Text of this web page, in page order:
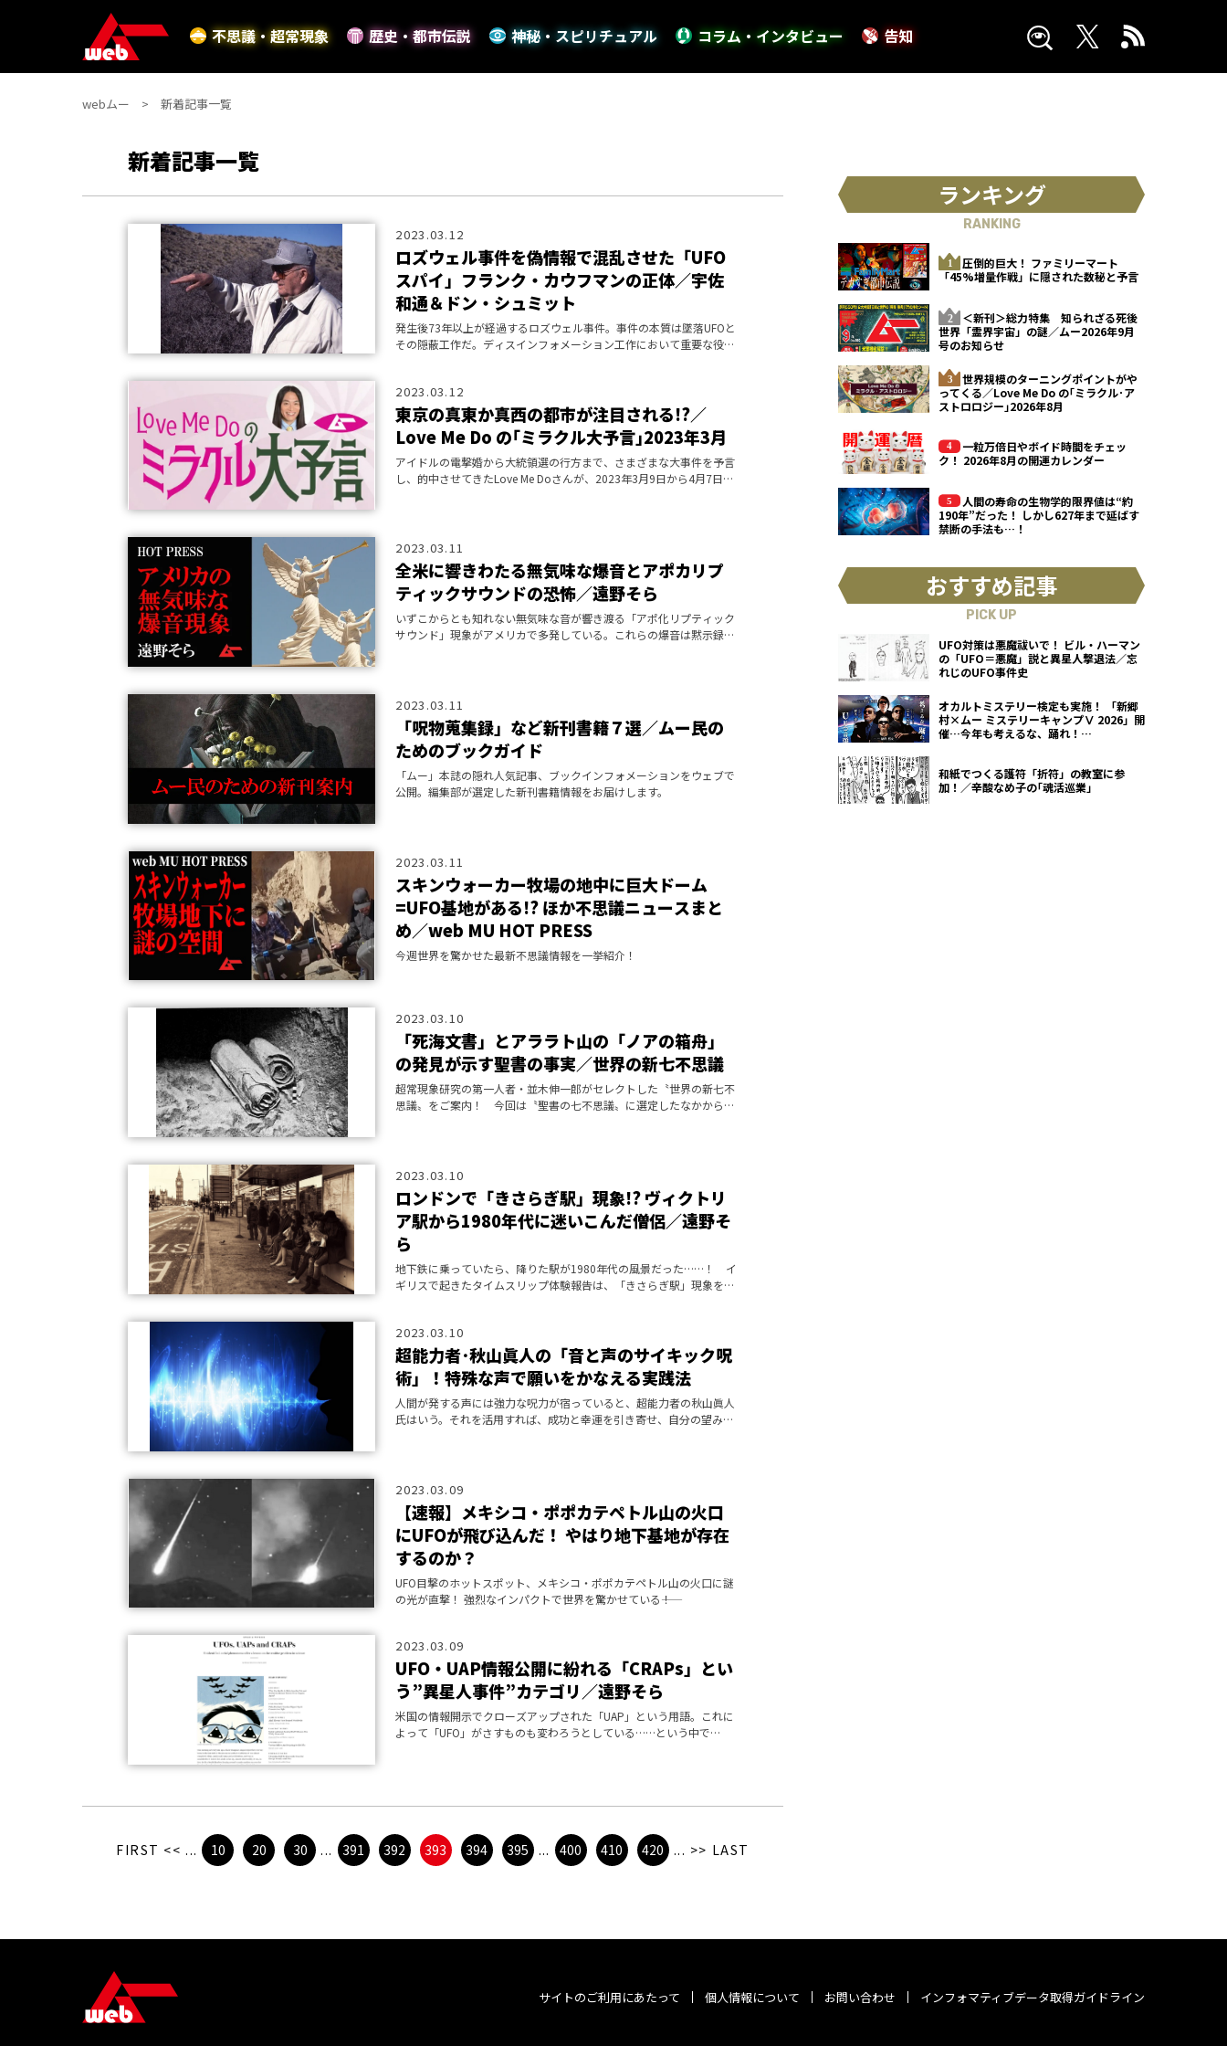
不思議・超常現象 歴史・都市伝説 神秘・スピリチュアル コラム・インタビュー 告知
webムー 新着記事一覧
新着記事一覧
2023.03.12
ロズウェル事件を偽情報で混乱させた「UFO
スパイ」フランク・カウフマンの正体／宇佐
和通＆ドン・シュミット
発生後73年以上が経過するロズウェル事件。事件の本質は墜落UFOと
その隠蔽工作だ。ディスインフォメーション工作において重要な役割
2023.03.12
東京の真東か真西の都市が注目される!?／
Love Me Do の｢ミラクル大予言｣2023年3月
アイドルの電撃婚から大統領選の行方まで、さまざまな大事件を予言
し、的中させてきたLove Me Doさんが、2023年3月9日から4月7日ま
2023.03.11
全米に響きわたる無気味な爆音とアポカリプ
ティックサウンドの恐怖／遠野そら
いずこからとも知れない無気味な音が響き渡る「アポ化リプティック
サウンド」現象がアメリカで多発している。これらの爆音は黙示録の
2023.03.11
「呪物蒐集録」など新刊書籍７選／ムー民の
ためのブックガイド
「ムー」本誌の隠れ人気記事、ブックインフォメーションをウェブで
公開。編集部が選定した新刊書籍情報をお届けします。
2023.03.11
スキンウォーカー牧場の地中に巨大ドーム
=UFO基地がある!? ほか不思議ニュースまと
め／web MU HOT PRESS
今週世界を驚かせた最新不思議情報を一挙紹介！
2023.03.10
「死海文書」とアララト山の「ノアの箱舟」
の発見が示す聖書の事実／世界の新七不思議
超常現象研究の第一人者・並木伸一郎がセレクトした〝世界の新七不
思議〟をご案内！ 今回は〝聖書の七不思議〟に選定したなかから、
2023.03.10
ロンドンで「きさらぎ駅」現象!? ヴィクトリ
ア駅から1980年代に迷いこんだ僧侶／遠野そ
ら
地下鉄に乗っていたら、降りた駅が1980年代の風景だった……！ イ
ギリスで起きたタイムスリップ体験報告は、「きさらぎ駅」現象を思
2023.03.10
超能力者･秋山眞人の「音と声のサイキック呪
術」！特殊な声で願いをかなえる実践法
人間が発する声には強力な呪力が宿っていると、超能力者の秋山眞人
氏はいう。それを活用すれば、成功と幸運を引き寄せ、自分の望みど
2023.03.09
【速報】メキシコ・ポポカテペトル山の火口
にUFOが飛び込んだ！ やはり地下基地が存在
するのか？
UFO目撃のホットスポット、メキシコ・ポポカテペトル山の火口に謎
の光が直撃！ 強烈なインパクトで世界を驚かせている――！
2023.03.09
UFO・UAP情報公開に紛れる「CRAPs」とい
う”異星人事件”カテゴリ／遠野そら
米国の情報開示でクローズアップされた「UAP」という用語。これに
よって「UFO」がさすものも変わろうとしている……という中で
FIRST << ... 10 20 30 ... 391 392 393 394 395 ... 400 410 420 ... >> LAST
ランキング
RANKING
圧倒的巨大！ ファミリーマート
「45%増量作戦」に隠された数秘と予言
＜新刊＞総力特集 知られざる死後
世界「霊界宇宙」の謎／ムー2026年9月
号のお知らせ
世界規模のターニングポイントがや
ってくる／Love Me Do の｢ミラクル･ア
ストロロジー｣2026年8月
一粒万倍日やボイド時間をチェッ
ク！ 2026年8月の開運カレンダー
人間の寿命の生物学的限界値は“約
190年”だった！ しかし627年まで延ばす
禁断の手法も…！
おすすめ記事
PICK UP
UFO対策は悪魔祓いで！ ビル・ハーマン
の「UFO＝悪魔」説と異星人撃退法／忘
れじのUFO事件史
オカルトミステリー検定も実施！ 「新郷
村×ムー ミステリーキャンプⅤ 2026」開
催…今年も考えるな、踊れ！
和紙でつくる護符「折符」の教室に参
加！／辛酸なめ子の｢魂活巡業｣
サイトのご利用にあたって 個人情報について お問い合わせ インフォマティブデータ取得ガイドライン